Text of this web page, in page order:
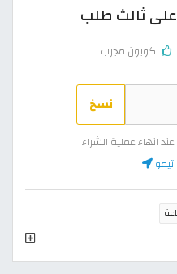
كوبون مجرب
نسخ
انهاء عملية الشراء
تيمو